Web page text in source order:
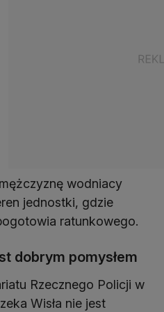
wodniacy
jednostki, gdzie
ratunkowego.
dobrym pomysłem
Rzecznego Policji w
Wisła nie jest